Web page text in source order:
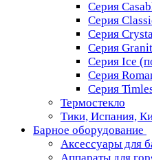
Серия
Серия
Серия
Серия
Серия Ice
Серия
Серия
Термостекло
Тики, Испания,
Барное оборудование
Аксессуары для